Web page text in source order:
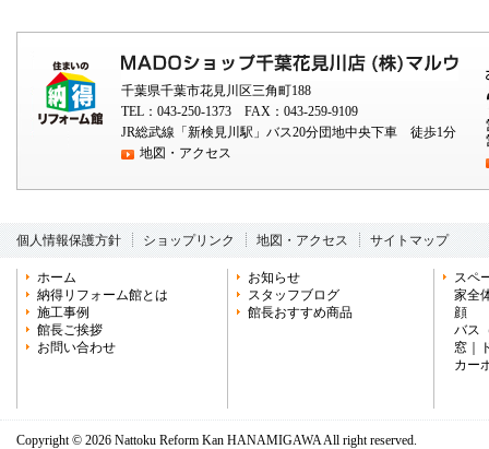
千葉県千葉市花見川区三角町188
TEL：043-250-1373 FAX：043-259-9109
JR総武線「新検見川駅」バス20分団地中央下車 徒歩1分
地図・アクセス
個人情報保護方針 ショップリンク 地図・アクセス サイトマップ
ホーム
納得リフォーム館とは
施工事例
館長ご挨拶
お問い合わせ
お知らせ
スタッフブログ
館長おすすめ商品
スペ
家全
顔
バス
窓
カー
Copyright © 2026 Nattoku Reform Kan HANAMIGAWA All right reserved.